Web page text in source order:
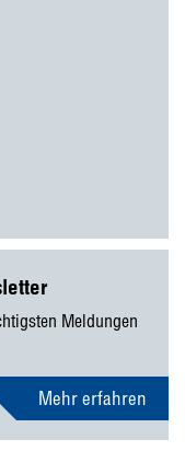
Meldungen
Mehr erfahren